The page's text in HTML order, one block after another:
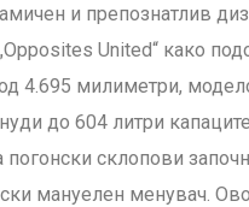
и препознатлив
United“ како
4.695 милиметри,
до 604 литри
склопови
мануелен менувач.